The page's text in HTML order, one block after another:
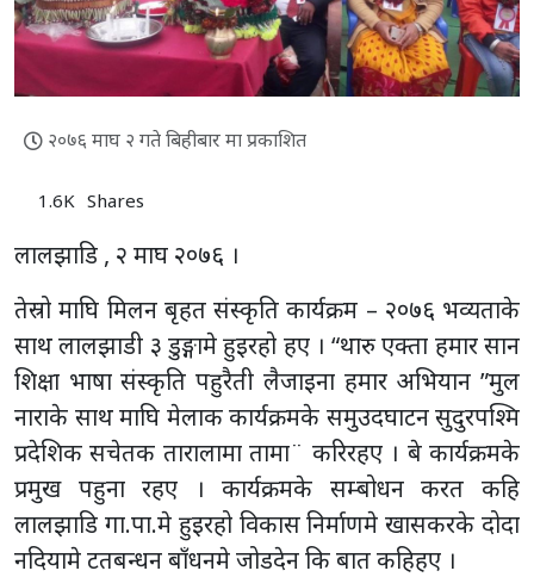
२०७६ माघ २ गते बिहीबार मा प्रकाशित
1.6K Shares
लालझाडि , २ माघ २०७६ ।
तेस्रो माघि मिलन बृहत संस्कृति कार्यक्रम – २०७६ भव्यताके
साथ लालझाडी ३ डुङ्गामे हुइरहो हए । “थारु एक्ता हमार सान
शिक्षा भाषा संस्कृति पहुरैती लैजाइना हमार अभियान ”मुल
नाराके साथ माघि मेलाक कार्यक्रमके समुउदघाटन सुदुरपश्मि
प्रदेशिक सचेतक तारालामा तामा¨ करिरहए । बे कार्यक्रमके
प्रमुख पहुना रहए । कार्यक्रमके सम्बोधन करत कहि
लालझाडि गा.पा.मे हुइरहो विकास निर्माणमे खासकरके दोदा
नदियामे टतबन्धन बाँधनमे जोडदेन कि बात कहिहए ।